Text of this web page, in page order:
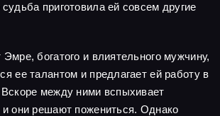
приготовила ей совсем другие
богатого и влиятельного мужчину,
ее талантом и предлагает ей работу в
между ними вспыхивает
они решают пожениться. Однако